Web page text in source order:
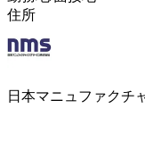
住所
日本マニュファクチ